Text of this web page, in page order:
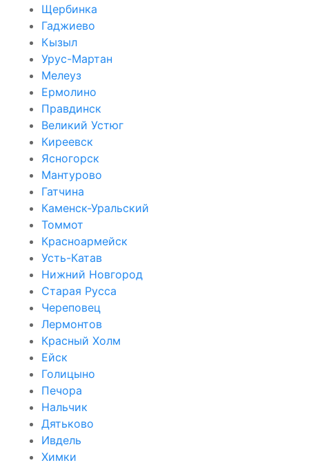
Щербинка
Гаджиево
Кызыл
Урус-Мартан
Мелеуз
Ермолино
Правдинск
Великий Устюг
Киреевск
Ясногорск
Мантурово
Гатчина
Каменск-Уральский
Томмот
Красноармейск
Усть-Катав
Нижний Новгород
Старая Русса
Череповец
Лермонтов
Красный Холм
Ейск
Голицыно
Печора
Нальчик
Дятьково
Ивдель
Химки